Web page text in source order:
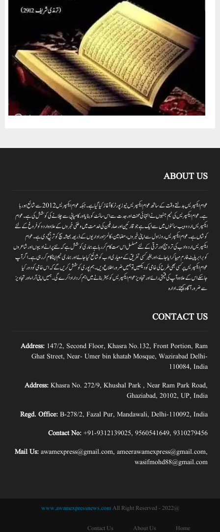
ABOUT US
عوام ایکسپریس بدلتے وقت کے ساتھ عوام ایکسپریس نیوز پورٹر کا آغاز کیا گیا ہے۔جبکہ عوام ایکسپریس 2012سے شائع ہورہا
ہے۔ عوام ایکسپریس کی ٹیم جنہوں نے انتہائی محنت اور جدت سے اس سائٹ کو بنایا اور کامیابی سے چلانے کی کوشش کی ہے۔عوام
ایکسپریس اردو ویب سائٹوں میں سے ایک ہے جو قارئین اور صارفین کی خدمت میں وطنی خبروں کے علاوہ اردو کو فروغ کے لئے
کوشاں ہے۔عوام ایکسپریس روز اول سے اپنی خبروں ،مضامین ،کالمز اور اداریوں کے ذریعہ ہمیشہ سچ کو ترجیح دی ہے۔عوام
ایکسپریس اردو ادب کی ترویج اور ترقی کے لئے مسلسل اس سمت کام کر رہا ہے ہماری کوشش ہے کہ نئے پرانے ادیبوں اور شاعروں
کو برابر پلیٹ فارم مہیا کرایا جائے،اور بغیر کسی تفریق کے معیاری ادب کو شائع کیا جائے اور ہماری ٹیم اپنا کام کر رہی ہے۔اگر آپ
عوام ایکسپریس پر کسی بھی طرح کی خامی کو دیکھیں تو ہمیں ضرور اطلاع دیں۔ہم پوری کوشش کریں گے کہ اس خامی کو دور کیا
جاسکے اس کے علاوہ آپ کی قیمتی رائے اور تجاویز عوام ایکسپریس کو بہتر بنانے میں اہم کردار اداکرے گی۔ہمیں اپنی آراءاور تجاویز
سے ضرور آگاہ کیجئے۔ ادارہ
CONTACT US
Address: 147/2, Second Floor, Khasra No.132, Front Portion, Ram
Ghat Street, Near- Umer bin khatab Mosque, Wazirabad Delhi-
110084, India
Address: Khasra No. 272/9, Khushal Park , Near Ram Park Road,
Ghaziabad, 20102, UP, India
Regd. Office: B-278/2, Fazal Pur, Mandawali, Delhi-110092, India
Contact No: +91-9312139025, 9560541649, 9310279456
Mail Us: awamexpress@gmail.com, ameerawamexpress@gmail.com,
wasifmohd88@gmail.com
@2022 -
www.awamexpressnews.comAll Right Reserved
Home
About Us
Contact Us